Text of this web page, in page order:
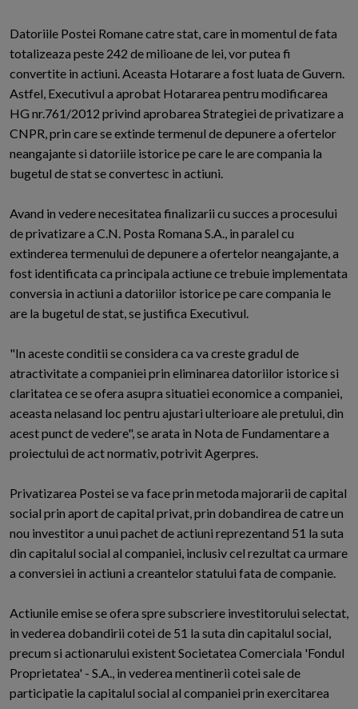
Datoriile Postei Romane catre stat, care in momentul de fata
totalizeaza peste 242 de milioane de lei, vor putea fi
convertite in actiuni. Aceasta Hotarare a fost luata de Guvern.
Astfel, Executivul a aprobat Hotararea pentru modificarea
HG nr.761/2012 privind aprobarea Strategiei de privatizare a
CNPR, prin care se extinde termenul de depunere a ofertelor
neangajante si datoriile istorice pe care le are compania la
bugetul de stat se convertesc in actiuni.
Avand in vedere necesitatea finalizarii cu succes a procesului
de privatizare a C.N. Posta Romana S.A., in paralel cu
extinderea termenului de depunere a ofertelor neangajante, a
fost identificata ca principala actiune ce trebuie implementata
conversia in actiuni a datoriilor istorice pe care compania le
are la bugetul de stat, se justifica Executivul.
"In aceste conditii se considera ca va creste gradul de
atractivitate a companiei prin eliminarea datoriilor istorice si
claritatea ce se ofera asupra situatiei economice a companiei,
aceasta nelasand loc pentru ajustari ulterioare ale pretului, din
acest punct de vedere", se arata in Nota de Fundamentare a
proiectului de act normativ, potrivit Agerpres.
Privatizarea Postei se va face prin metoda majorarii de capital
social prin aport de capital privat, prin dobandirea de catre un
nou investitor a unui pachet de actiuni reprezentand 51 la suta
din capitalul social al companiei, inclusiv cel rezultat ca urmare
a conversiei in actiuni a creantelor statului fata de companie.
Actiunile emise se ofera spre subscriere investitorului selectat,
in vederea dobandirii cotei de 51 la suta din capitalul social,
precum si actionarului existent Societatea Comerciala 'Fondul
Proprietatea' - S.A., in vederea mentinerii cotei sale de
participatie la capitalul social al companiei prin exercitarea